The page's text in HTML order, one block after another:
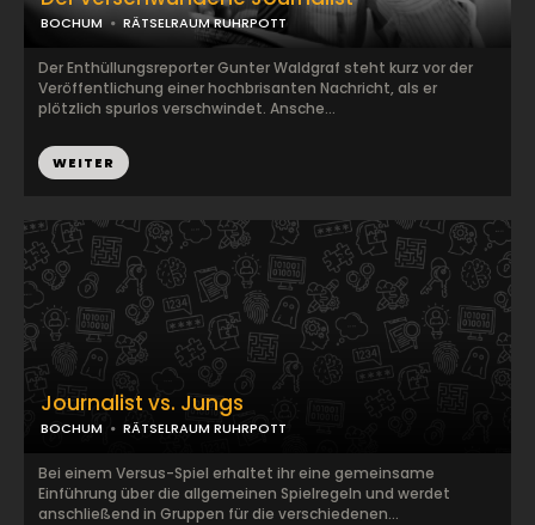
BOCHUM RÄTSELRAUM RUHRPOTT
Der Enthüllungsreporter Gunter Waldgraf steht kurz vor der
Veröffentlichung einer hochbrisanten Nachricht, als er
plötzlich spurlos verschwindet. Ansche...
WEITER
Journalist vs. Jungs
BOCHUM RÄTSELRAUM RUHRPOTT
Bei einem Versus-Spiel erhaltet ihr eine gemeinsame
Einführung über die allgemeinen Spielregeln und werdet
anschließend in Gruppen für die verschiedenen...